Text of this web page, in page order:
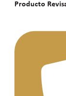
Producto